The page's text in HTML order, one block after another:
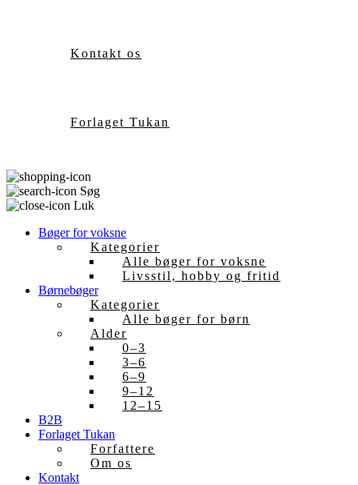
Kontakt os
Forlaget Tukan
Søg
Luk
Bøger for voksne
Kategorier
Alle bøger for voksne
Livsstil, hobby og fritid
Børnebøger
Kategorier
Alle bøger for børn
Alder
0–3
3–6
6–9
9–12
12–15
B2B
Forlaget Tukan
Forfattere
Om os
Kontakt